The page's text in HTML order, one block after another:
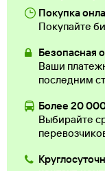
Покупка
Покупайте
Безопасная
Ваши
последним
Более 20
Выбирайте